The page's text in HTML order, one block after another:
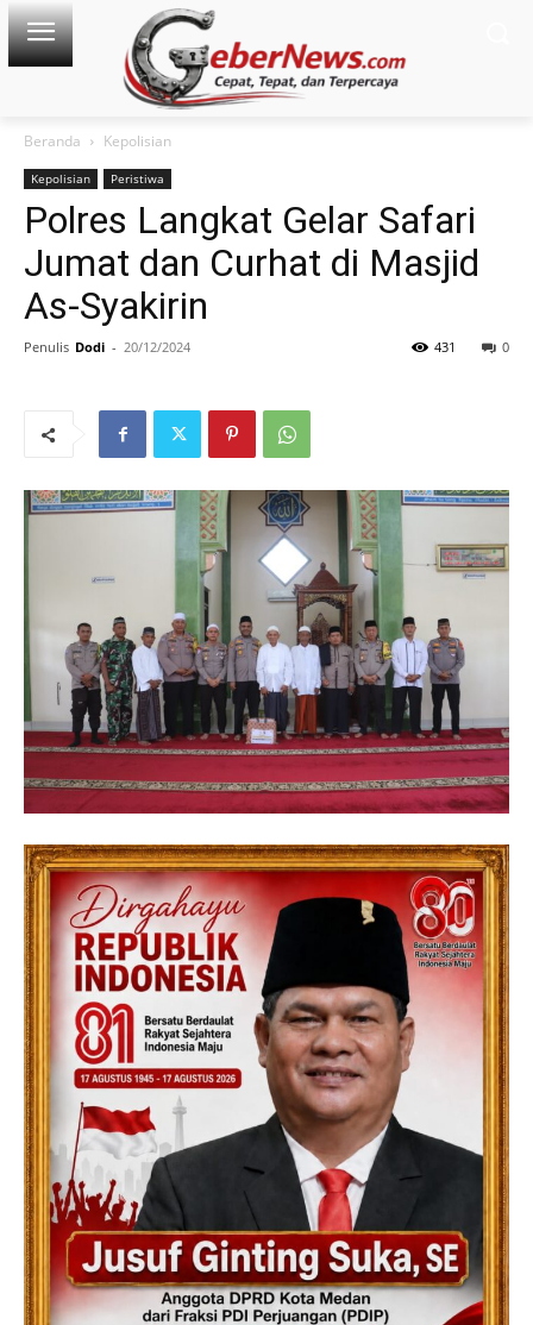
Beranda Kepolisian
Kepolisian Peristiwa
Polres Langkat Gelar Safari
Jumat dan Curhat di Masjid
As-Syakirin
Penulis Dodi - 20/12/2024 0
431